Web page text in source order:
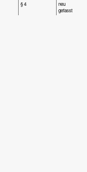
§ 4
neu
gefasst